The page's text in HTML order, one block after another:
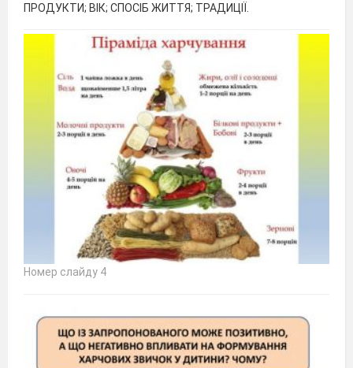
ПРОДУКТИ; ВІК; СПОСІБ ЖИТТЯ; ТРАДИЦІЇ.
Номер слайду 4